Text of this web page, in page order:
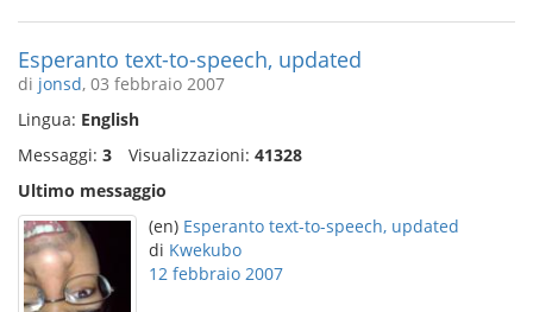
Esperanto text-to-speech, updated
di jonsd, 03 febbraio 2007
Lingua: English
Messaggi: 3 Visualizzazioni: 41328
Ultimo messaggio
(en) Esperanto text-to-speech, updated
di Kwekubo
12 febbraio 2007